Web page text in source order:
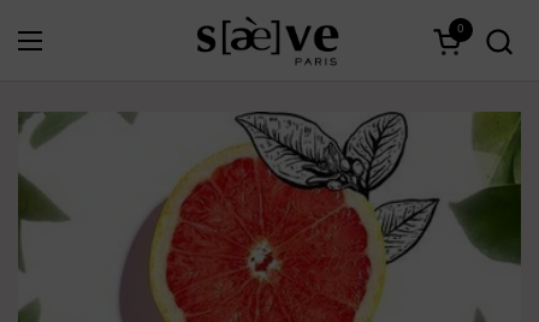
Ouvrir le
0
Ouvrir le menu